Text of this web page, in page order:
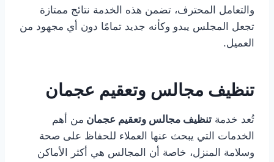
والتعامل المحترف، تضمن هذه الخدمة نتائج ممتازة
تجعل المجلس يبدو وكأنه جديد تمامًا دون أي مجهود من
العميل.
تنظيف مجالس وتعقيم عجمان
تُعد خدمة تنظيف مجالس وتعقيم عجمان من أهم
الخدمات التي يبحث عنها العملاء للحفاظ على صحة
وسلامة المنزل، خاصة أن المجالس هي أكثر الأماكن